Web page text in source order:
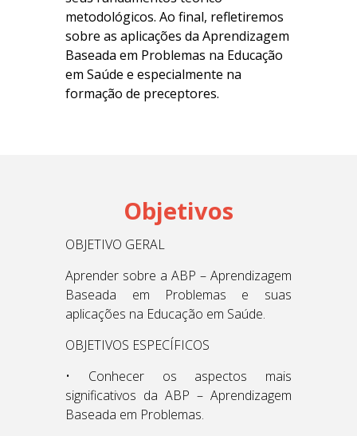
metodológicos. Ao final, refletiremos
sobre as aplicações da Aprendizagem
Baseada em Problemas na Educação
em Saúde e especialmente na
formação de preceptores.
Objetivos
OBJETIVO GERAL
Aprender sobre a ABP – Aprendizagem
Baseada em Problemas e suas
aplicações na Educação em Saúde.
OBJETIVOS ESPECÍFICOS
• Conhecer os aspectos mais
significativos da ABP – Aprendizagem
Baseada em Problemas.